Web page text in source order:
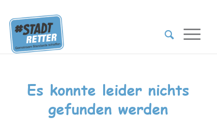
Es konnte leider nichts
gefunden werden